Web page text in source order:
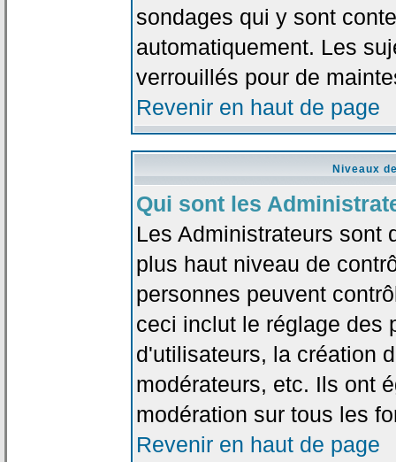
sondages qui y sont
automatiquement. Les
verrouillés pour de
Revenir en haut de page
Niveaux
Qui sont les
Les Administrateurs sont
plus haut niveau de
personnes peuvent
ceci inclut le réglage des
d'utilisateurs, la création
modérateurs, etc. Ils ont
modération sur tous les
Revenir en haut de page